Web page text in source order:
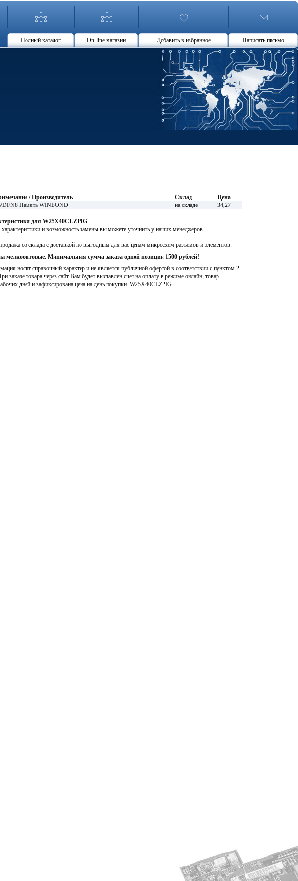
Полный каталог On-line магазин Добавить в избранное Написать письмо
/ Производитель Склад
Цена
Память WINBOND на складе 34,27
для W25X40CLZPIG
характеристики и возможность замены вы можете уточнить у наших менеджеров
со склада с доставкой по выгодным для вас ценам микросхем разъемов и элементов.
мелкооптовые. Минимальная сумма заказа одной позиции 1500 рублей!
носит справочный характер и не является публичной офертой в соответствии с пунктом 2
заказе товара через сайт Вам будет выставлен счет на оплату в режиме онлайн, товар
дней и зафиксирована цена на день покупки. W25X40CLZPIG